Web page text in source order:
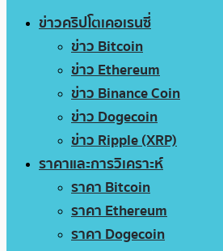
ข่าวคริปโตเคอเรนซี่
ข่าว Bitcoin
ข่าว Ethereum
ข่าว Binance Coin
ข่าว Dogecoin
ข่าว Ripple (XRP)
ราคาและการวิเคราะห์
ราคา Bitcoin
ราคา Ethereum
ราคา Dogecoin